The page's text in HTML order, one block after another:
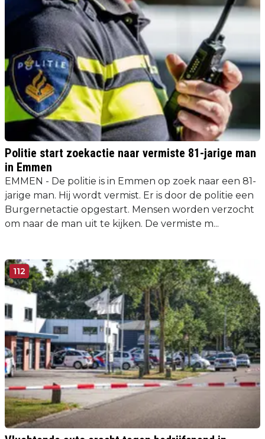
Politie start zoekactie naar vermiste 81-jarige man
in Emmen
EMMEN - De politie is in Emmen op zoek naar een 81-
jarige man. Hij wordt vermist. Er is door de politie een
Burgernetactie opgestart. Mensen worden verzocht
om naar de man uit te kijken. De vermiste m...
112